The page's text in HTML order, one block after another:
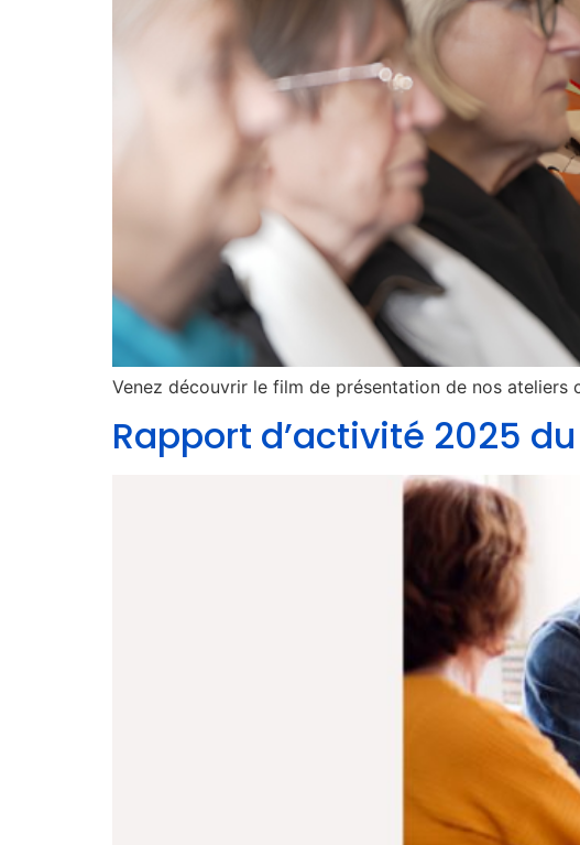
Venez découvrir le film de présentation de nos ateliers
Rapport d’activité 2025